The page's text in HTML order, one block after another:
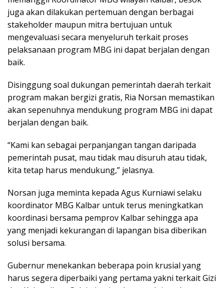
juga akan dilakukan pertemuan dengan berbagai
stakeholder maupun mitra bertujuan untuk
mengevaluasi secara menyeluruh terkait proses
pelaksanaan program MBG ini dapat berjalan dengan
baik.
Disinggung soal dukungan pemerintah daerah terkait
program makan bergizi gratis, Ria Norsan memastikan
akan sepenuhnya mendukung program MBG ini dapat
berjalan dengan baik.
“Kami kan sebagai perpanjangan tangan daripada
pemerintah pusat, mau tidak mau disuruh atau tidak,
kita tetap harus mendukung,” jelasnya.
Norsan juga meminta kepada Agus Kurniawi selaku
koordinator MBG Kalbar untuk terus meningkatkan
koordinasi bersama pemprov Kalbar sehingga apa
yang menjadi kekurangan di lapangan bisa diberikan
solusi bersama.
Gubernur menekankan beberapa poin krusial yang
harus segera diperbaiki yang pertama yakni terkait Gizi